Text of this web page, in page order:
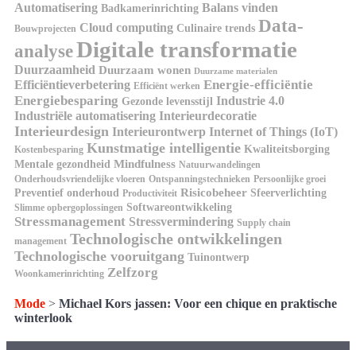
Automatisering Badkamerinrichting Balans vinden
Bouwprojecten Cloud computing Culinaire trends Data-
analyseDigitale transformatie
Duurzaamheid Duurzaam wonen Duurzame materialen
Efficiëntieverbetering Efficiënt werken Energie-efficiëntie
Energiebesparing Gezonde levensstijl Industrie 4.0
Industriële automatisering Interieurdecoratie
Interieurdesign Interieurontwerp Internet of Things (IoT)
Kostenbesparing Kunstmatige intelligentie Kwaliteitsborging
Mentale gezondheid Mindfulness Natuurwandelingen
Onderhoudsvriendelijke vloeren Ontspanningstechnieken Persoonlijke groei
Preventief onderhoud Productiviteit Risicobeheer Sfeerverlichting
Slimme opbergoplossingen Softwareontwikkeling
Stressmanagement Stressvermindering Supply chain
management Technologische ontwikkelingen
Technologische vooruitgang Tuinontwerp
Woonkamerinrichting Zelfzorg
Mode > Michael Kors jassen: Voor een chique en praktische
winterlook